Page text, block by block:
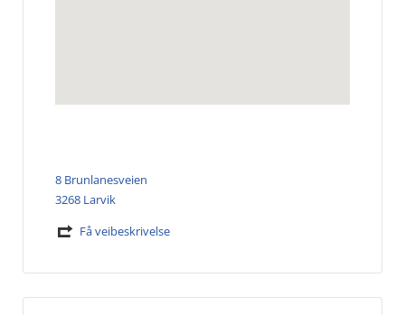
8 Brunlanesveien
3268 Larvik
Få veibeskrivelse